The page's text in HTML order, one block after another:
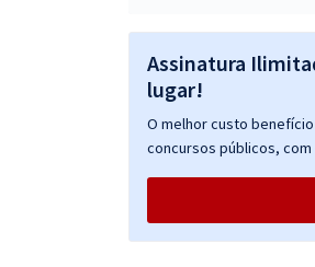
Assinatura
lugar!
O melhor custo
concursos públicos,